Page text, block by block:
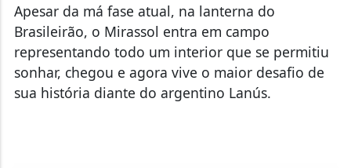
Apesar da má fase atual, na lanterna do
Brasileirão, o Mirassol entra em campo
representando todo um interior que se permitiu
sonhar, chegou e agora vive o maior desafio de
sua história diante do argentino Lanús.